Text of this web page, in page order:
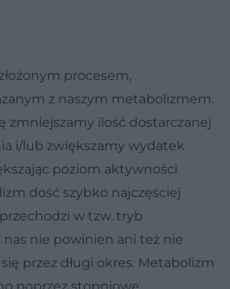
procesem,
z naszym metabolizmem.
zmniejszamy ilość dostarczanej
i/lub zwiększamy wydatek
poziom aktywności
dość szybko najczęściej
w tzw. tryb
nie powinien ani też nie
przez długi okres. Metabolizm
poprzez stopniowe